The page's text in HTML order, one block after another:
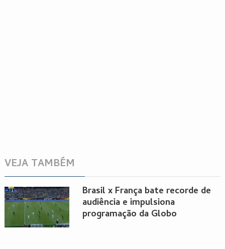
VEJA TAMBÉM
Brasil x França bate recorde de
audiência e impulsiona
programação da Globo